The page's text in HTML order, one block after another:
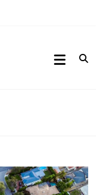
muula.ch